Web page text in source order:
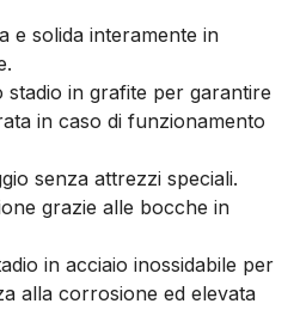
e solida interamente in
in grafite per garantire
in caso di funzionamento
senza attrezzi speciali.
grazie alle bocche in
in acciaio inossidabile per
alla corrosione ed elevata